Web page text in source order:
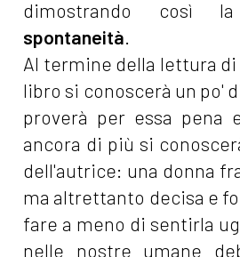
dimostrando così
spontaneità.
Al termine della lettura
libro si conoscerà un po'
proverà per essa pena
ancora di più si
dell'autrice: una donna
ma altrettanto decisa e
fare a meno di sentirla
nelle nostre umane